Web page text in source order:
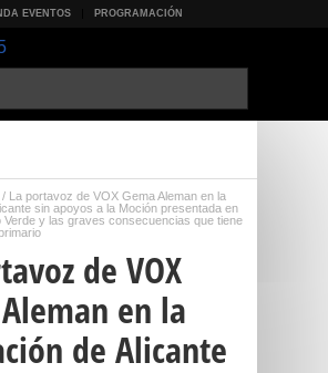
EVENTOS PROGRAMACIÓN
/ La portavoz de VOX Gema Aleman en la
sin apoyos a la Moción presentada en
Verde y las graves consecuencias que tiene
de VOX
en la
de Alicante